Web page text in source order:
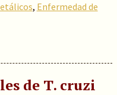
, Enfermedad de
de T. cruzi